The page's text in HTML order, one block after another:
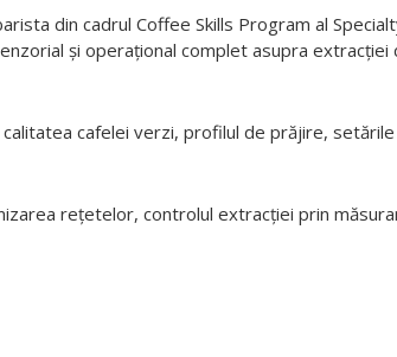
din cadrul Coffee Skills Program al
și operațional complet asupra
cafelei verzi, profilul de prăjire,
rețetelor, controlul extracției prin